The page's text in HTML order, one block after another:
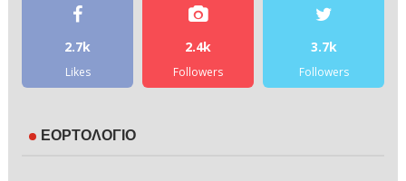
2.7k
Likes
2.4k
Followers
3.7k
Followers
ΕΟΡΤΟΛΟΓΙΟ